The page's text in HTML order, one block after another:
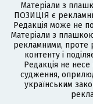
Матеріали з
ПОЗИЦІЯ є
Редакція може не
Матеріали з
рекламними, проте
контенту і
Редакція не несе
судження,
українським